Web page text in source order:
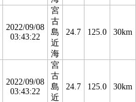
2022/09/08
03:43:22
宮
古
島
近
海
24.7 125.0 30km
2022/09/08
03:43:22
宮
古
島
近
24.7 125.0 30km